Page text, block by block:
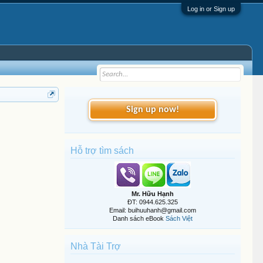
Log in or Sign up
Sign up now!
Hỗ trợ tìm sách
Mr. Hữu Hạnh
ĐT: 0944.625.325
Email: buihuuhanh@gmail.com
Danh sách eBook Sách Việt
Nhà Tài Trợ